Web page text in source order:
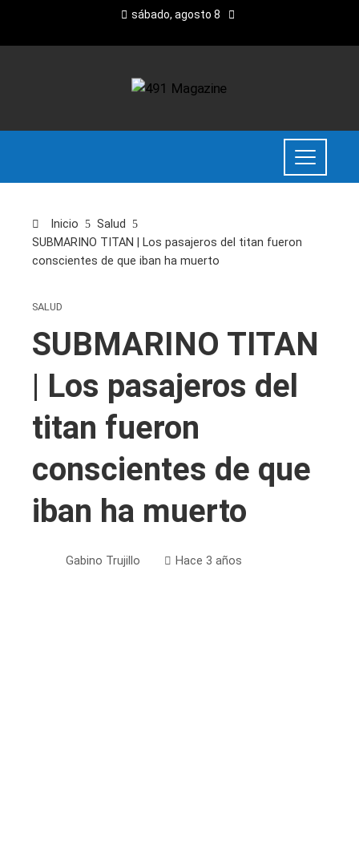
sábado, agosto 8
Inicio
Salud
SUBMARINO TITAN | Los pasajeros del titan fueron
conscientes de que iban ha muerto
SALUD
SUBMARINO TITAN
| Los pasajeros del
titan fueron
conscientes de que
iban ha muerto
Gabino Trujillo Hace 3 años